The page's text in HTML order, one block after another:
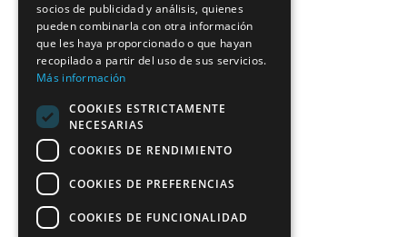
socios de publicidad y análisis, quienes
pueden combinarla con otra información
que les haya proporcionado o que hayan
recopilado a partir del uso de sus servicios.
Más información
COOKIES ESTRICTAMENTE
NECESARIAS
COOKIES DE RENDIMIENTO
COOKIES DE PREFERENCIAS
COOKIES DE FUNCIONALIDAD